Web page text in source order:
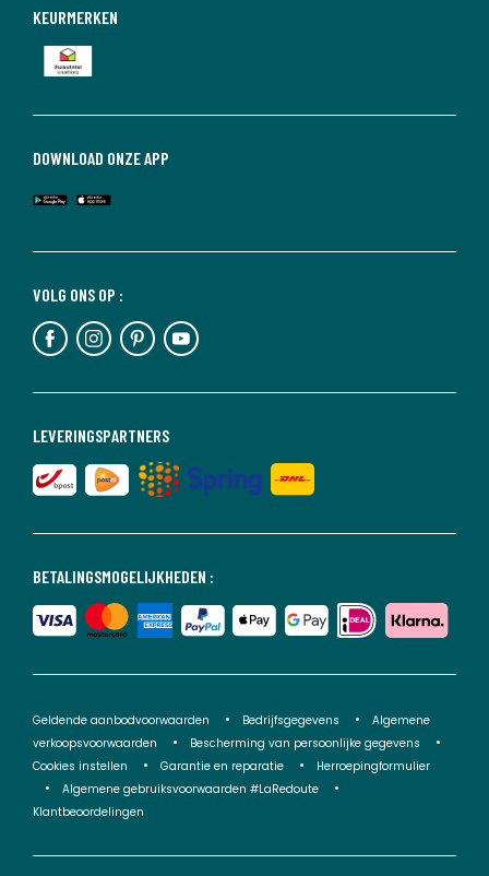
BETALINGSMOGELIJKHEDEN :
LEVERINGSPARTNERS
VOLG ONS OP :
DOWNLOAD ONZE APP
KEURMERKEN
Geldende aanbodvoorwaarden Bedrijfsgegevens
Algemene
verkoopsvoorwaarden
Bescherming van persoonlijke gegevens
Cookies instellen
Garantie en reparatie
Herroepingformulier
Algemene gebruiksvoorwaarden #LaRedoute
Klantbeoordelingen